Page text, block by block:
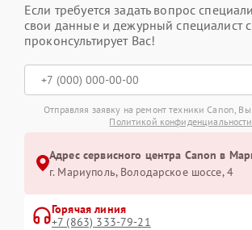
Если требуется задать вопрос
свои данные и дежурный специалист
проконсультирует Вас!
Отправляя заявку на ремонт техники Canon, Вы
Политикой конфиденциальности
Адрес сервисного центра Canon в
г. Мариуполь, Володарское шоссе, 4
Горячая линия
+7 (863) 333-79-21